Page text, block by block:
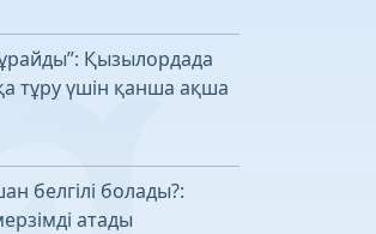
Қызылордада
тұру үшін қанша ақша
белгілі болады?:
атады